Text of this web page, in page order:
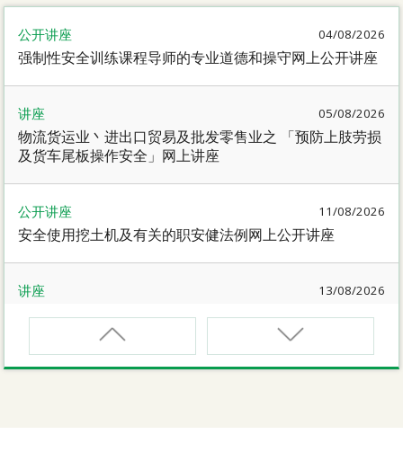
动力操作升降工作台督导员课程
密闭空间作业合资格人士安全训練课程
电动车维修安全课程
公开讲座 04/08/2026
强制性安全训练课程导师的专业道德和操守网上公开讲座
讲座 05/08/2026
物流货运业丶进出口贸易及批发零售业之 「预防上肢劳损
及货车尾板操作安全」网上讲座
公开讲座 11/08/2026
安全使用挖土机及有关的职安健法例网上公开讲座
讲座 13/08/2026
职业健康大奬2026-27网上简介会暨讲座
讲座 17/08/2026